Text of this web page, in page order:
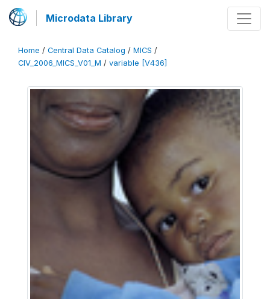
Microdata Library
Home / Central Data Catalog / MICS /
CIV_2006_MICS_V01_M / variable [V436]